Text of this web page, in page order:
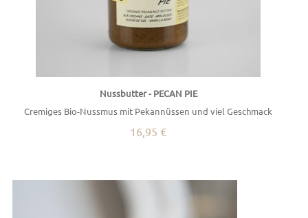
Nussbutter - PECAN PIE
Cremiges Bio-Nussmus mit Pekannüssen und viel Geschmack
16,95 €